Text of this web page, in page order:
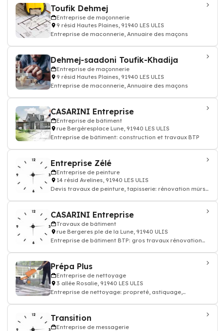
Toufik Dehmej
Entreprise de maçonnerie
9 résid Hautes Plaines, 91940 LES ULIS
Entreprise de maconnerie, Annuaire des maçons
Dehmej-saadoni Toufik-Khadija
Entreprise de maçonnerie
9 résid Hautes Plaines, 91940 LES ULIS
Entreprise de maconnerie, Annuaire des maçons
CASARINI Entreprise
Entreprise de bâtiment
rue Bergèresplace Lune, 91940 LES ULIS
Entreprise de bâtiment: construction et travaux BTP
Entreprise Zélé
Entreprise de peinture
14 résid Avelines, 91940 LES ULIS
Devis travaux de peinture, tapisserie: rénovation mûrs
CASARINI Entreprise
Travaux de bâtiment
rue Bergeres ple de la Lune, 91940 ULIS
Entreprise de bâtiment BTP: gros travaux rénovation
Prépa Plus
Entreprise de nettoyage
3 allée Rosalie, 91940 LES ULIS
Entreprise de nettoyage: propreté, astiquage,
Transition
Entreprise de messagerie